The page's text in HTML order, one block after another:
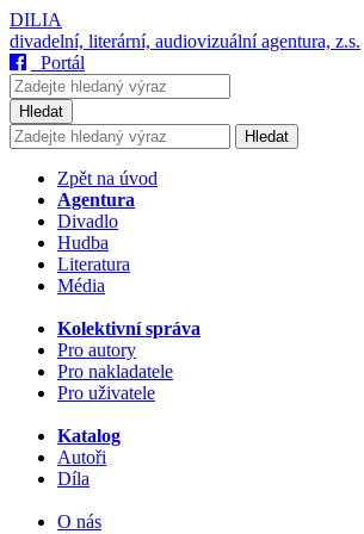
DILIA
divadelní, literární, audiovizuální agentura, z.s.
Portál
Hledat
Hledat
Zpět na úvod
Agentura
Divadlo
Hudba
Literatura
Média
Kolektivní správa
Pro autory
Pro nakladatele
Pro uživatele
Katalog
Autoři
Díla
O nás